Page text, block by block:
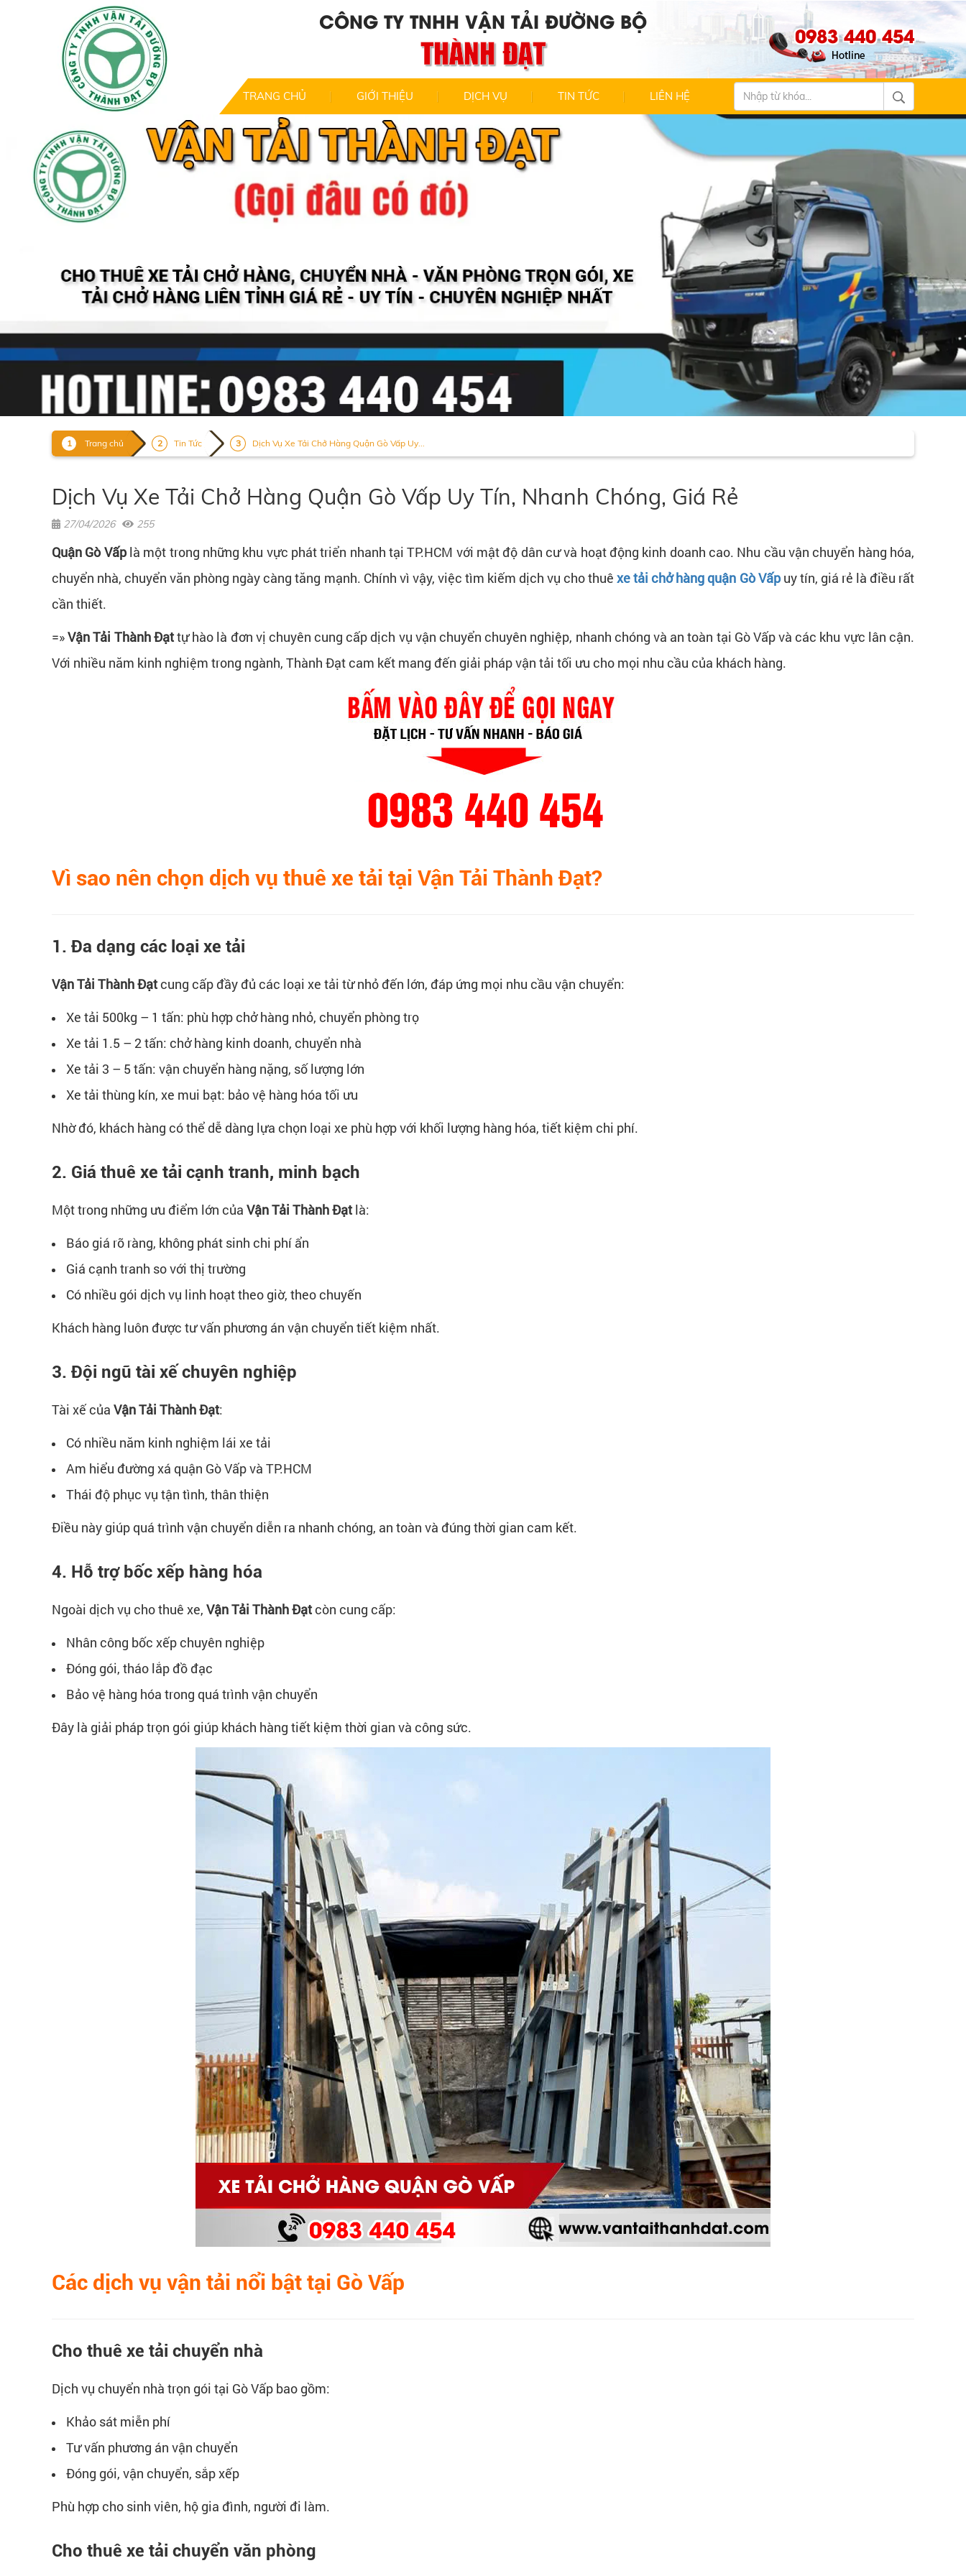
CÔNG TY TNHH VẬN TẢI ĐƯỜNG BỘ
THÀNH ĐẠT 0983 440 454
TRANG CHỦ GIỚI THIỆU DỊCH VỤ TIN TỨC LIÊN HỆ
Trang chủ Tin Tức Dịch Vụ Xe Tải Chở Hàng Quận Gò Vấp Uy...
Dịch Vụ Xe Tải Chở Hàng Quận Gò Vấp Uy Tín, Nhanh Chóng, Giá Rẻ
27/04/2026 255
Quận Gò Vấp là một trong những khu vực phát triển nhanh tại TP.HCM với mật độ dân cư và hoạt động kinh doanh cao. Nhu cầu vận chuyển hàng hóa,
chuyển nhà, chuyển văn phòng ngày càng tăng mạnh. Chính vì vậy, việc tìm kiếm dịch vụ cho thuêxe tải chở hàng quận Gò Vấpuy tín, giá rẻ là điều rất
cần thiết.
=»Vận Tải Thành Đạttự hào là đơn vị chuyên cung cấp dịch vụ vận chuyển chuyên nghiệp, nhanh chóng và an toàn tại Gò Vấp và các khu vực lân cận.
Với nhiều năm kinh nghiệm trong ngành, Thành Đạt cam kết mang đến giải pháp vận tải tối ưu cho mọi nhu cầu của khách hàng.
Vì sao nên chọn dịch vụ thuê xe tải tại Vận Tải Thành Đạt?
1. Đa dạng các loại xe tải
Vận Tải Thành Đạtcung cấp đầy đủ các loại xe tải từ nhỏ đến lớn, đáp ứng mọi nhu cầu vận chuyển:
Xe tải 500kg – 1 tấn: phù hợp chở hàng nhỏ, chuyển phòng trọ
Xe tải 1.5 – 2 tấn: chở hàng kinh doanh, chuyển nhà
Xe tải 3 – 5 tấn: vận chuyển hàng nặng, số lượng lớn
Xe tải thùng kín, xe mui bạt: bảo vệ hàng hóa tối ưu
Nhờ đó, khách hàng có thể dễ dàng lựa chọn loại xe phù hợp với khối lượng hàng hóa, tiết kiệm chi phí.
2. Giá thuê xe tải cạnh tranh, minh bạch
Một trong những ưu điểm lớn của Vận Tải Thành Đạt là:
Báo giá rõ ràng, không phát sinh chi phí ẩn
Giá cạnh tranh so với thị trường
Có nhiều gói dịch vụ linh hoạt theo giờ, theo chuyến
Khách hàng luôn được tư vấn phương án vận chuyển tiết kiệm nhất.
3. Đội ngũ tài xế chuyên nghiệp
Tài xế của Vận Tải Thành Đạt:
Có nhiều năm kinh nghiệm lái xe tải
Am hiểu đường xá quận Gò Vấp và TP.HCM
Thái độ phục vụ tận tình, thân thiện
Điều này giúp quá trình vận chuyển diễn ra nhanh chóng, an toàn và đúng thời gian cam kết.
4. Hỗ trợ bốc xếp hàng hóa
Ngoài dịch vụ cho thuê xe, Vận Tải Thành Đạtcòn cung cấp:
Nhân công bốc xếp chuyên nghiệp
Đóng gói, tháo lắp đồ đạc
Bảo vệ hàng hóa trong quá trình vận chuyển
Đây là giải pháp trọn gói giúp khách hàng tiết kiệm thời gian và công sức.
Các dịch vụ vận tải nổi bật tại Gò Vấp
Cho thuê xe tải chuyển nhà
Dịch vụ chuyển nhà trọn gói tại Gò Vấp bao gồm:
Khảo sát miễn phí
Tư vấn phương án vận chuyển
Đóng gói, vận chuyển, sắp xếp
Phù hợp cho sinh viên, hộ gia đình, người đi làm.
Cho thuê xe tải chuyển văn phòng